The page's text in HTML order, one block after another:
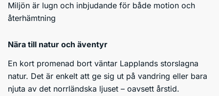
Miljön är lugn och inbjudande för både motion och
återhämtning
Nära till natur och äventyr
En kort promenad bort väntar Lapplands storslagna
natur. Det är enkelt att ge sig ut på vandring eller bara
njuta av det norrländska ljuset – oavsett årstid.